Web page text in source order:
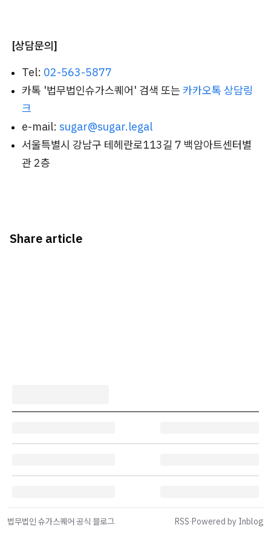
[상담문의]
Tel: 02-563-5877
카톡 '법무법인슈가스퀘어' 검색 또는 카카오톡 상담링
크
e-mail: sugar@sugar.legal
서울특별시 강남구 테헤란로113길 7 백암아트센터별
관 2층
Share article
법무법인 슈가스퀘어 공식 블로그 RSS·Powered by Inblog